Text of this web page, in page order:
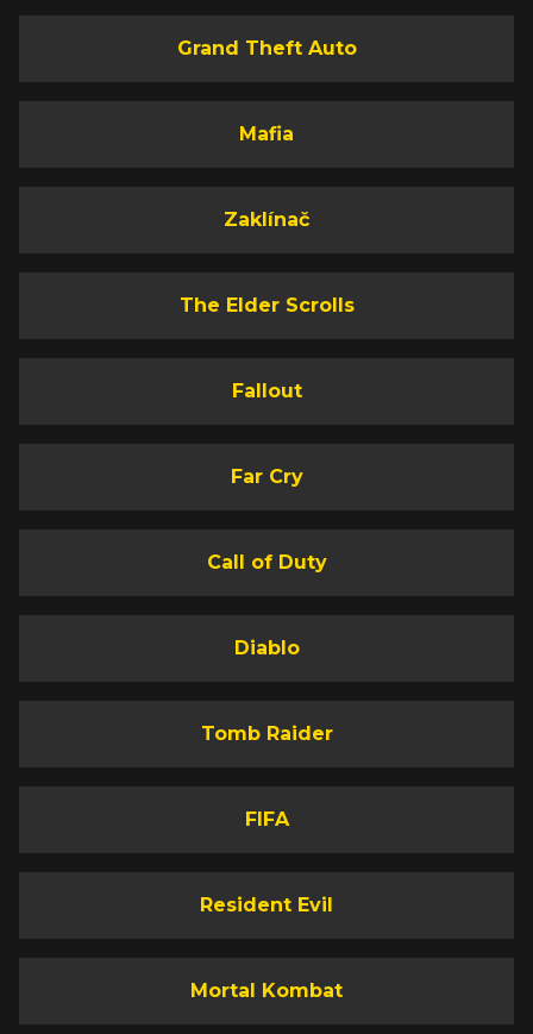
Grand Theft Auto
Mafia
Zaklínač
The Elder Scrolls
Fallout
Far Cry
Call of Duty
Diablo
Tomb Raider
FIFA
Resident Evil
Mortal Kombat